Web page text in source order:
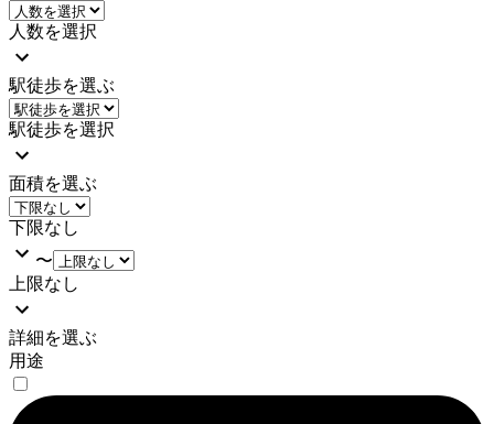
人数を選択
駅徒歩を選ぶ
駅徒歩を選択
面積を選ぶ
下限なし
〜
上限なし
詳細を選ぶ
用途